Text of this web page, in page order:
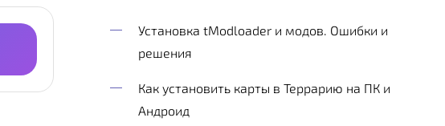
Установка tModloader и модов. Ошибки и
решения
Как установить карты в Террарию на ПК и
Андроид